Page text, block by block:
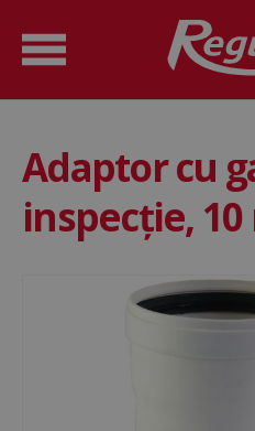
Adaptor cu
inspecție, 10